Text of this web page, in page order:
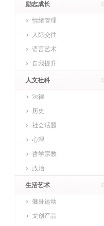
励志成长
情绪管理
人际交往
语言艺术
自我提升
人文社科
法律
历史
社会话题
心理
哲学宗教
政治
生活艺术
健身运动
文创产品